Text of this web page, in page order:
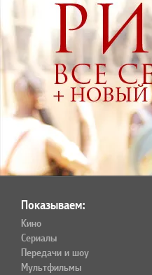
Показываем:
Кино
Сериалы
Передачи и шоу
Мультфильмы